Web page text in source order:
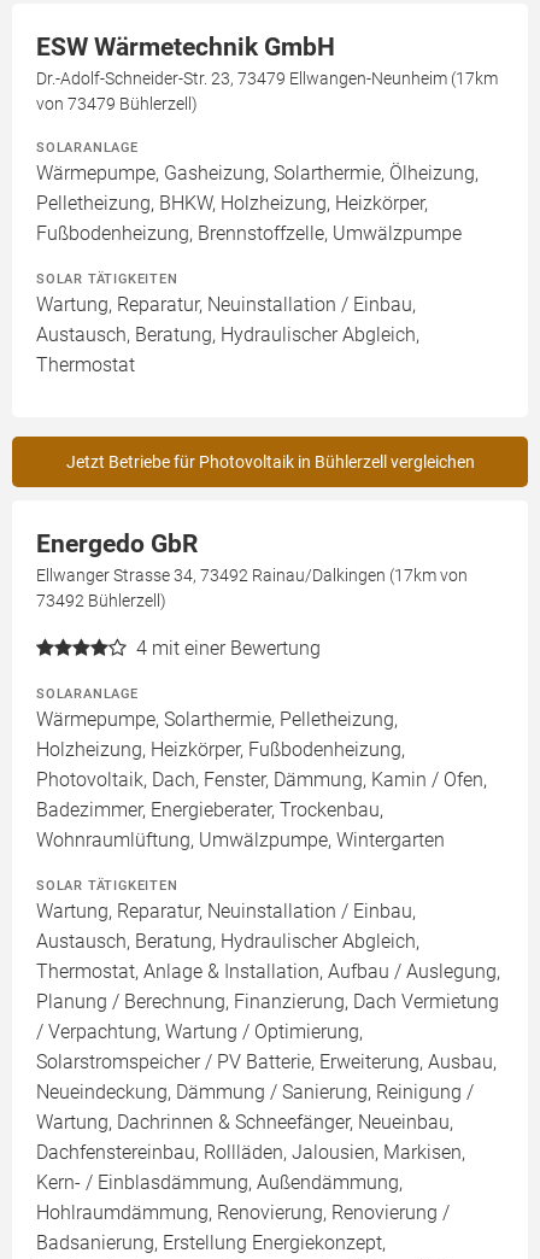
ESW Wärmetechnik GmbH
Dr.-Adolf-Schneider-Str. 23, 73479 Ellwangen-Neunheim (17km
von 73479 Bühlerzell)
SOLARANLAGE
Wärmepumpe, Gasheizung, Solarthermie, Ölheizung,
Pelletheizung, BHKW, Holzheizung, Heizkörper,
Fußbodenheizung, Brennstoffzelle, Umwälzpumpe
SOLAR TÄTIGKEITEN
Wartung, Reparatur, Neuinstallation / Einbau,
Austausch, Beratung, Hydraulischer Abgleich,
Thermostat
Jetzt Betriebe für Photovoltaik in Bühlerzell vergleichen
Energedo GbR
Ellwanger Strasse 34, 73492 Rainau/Dalkingen (17km von
73492 Bühlerzell)
4 mit einer Bewertung
SOLARANLAGE
Wärmepumpe, Solarthermie, Pelletheizung,
Holzheizung, Heizkörper, Fußbodenheizung,
Photovoltaik, Dach, Fenster, Dämmung, Kamin / Ofen,
Badezimmer, Energieberater, Trockenbau,
Wohnraumlüftung, Umwälzpumpe, Wintergarten
SOLAR TÄTIGKEITEN
Wartung, Reparatur, Neuinstallation / Einbau,
Austausch, Beratung, Hydraulischer Abgleich,
Thermostat, Anlage & Installation, Aufbau / Auslegung,
Planung / Berechnung, Finanzierung, Dach Vermietung
/ Verpachtung, Wartung / Optimierung,
Solarstromspeicher / PV Batterie, Erweiterung, Ausbau,
Neueindeckung, Dämmung / Sanierung, Reinigung /
Wartung, Dachrinnen & Schneefänger, Neueinbau,
Dachfenstereinbau, Rollläden, Jalousien, Markisen,
Kern- / Einblasdämmung, Außendämmung,
Hohlraumdämmung, Renovierung, Renovierung /
Badsanierung, Erstellung Energiekonzept,